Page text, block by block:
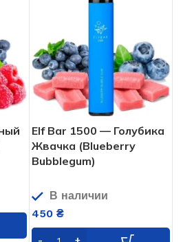
Elf Bar 1500 — Голубика
Жвачка (Blueberry
Bubblegum)
В наличии
450 ₴